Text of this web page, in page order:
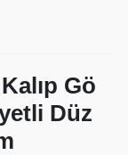
Gö
Düz